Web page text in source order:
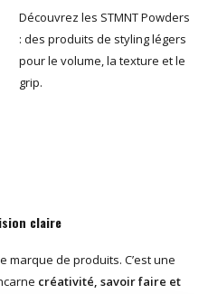
Découvrez les STMNT Powders
: des produits de styling légers
pour le volume, la texture et le
grip.
claire
marque de produits. C’est une
créativité, savoir faire et